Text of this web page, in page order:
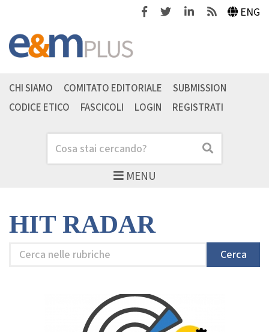
FacebookTwitterLinkedinFeeds ENG
MENU
Cerca Cerca
CHI SIAMO COMITATO EDITORIALE
SUBMISSION
CODICE ETICO
FASCICOLI LOGIN REGISTRATI
HIT RADAR
Cerca
Cerca